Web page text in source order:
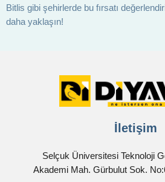
Bitlis gibi şehirlerde bu fırsatı
daha yaklaşın!
İletişim
Selçuk Üniversitesi Teknoloji
Akademi Mah. Gürbulut Sok.